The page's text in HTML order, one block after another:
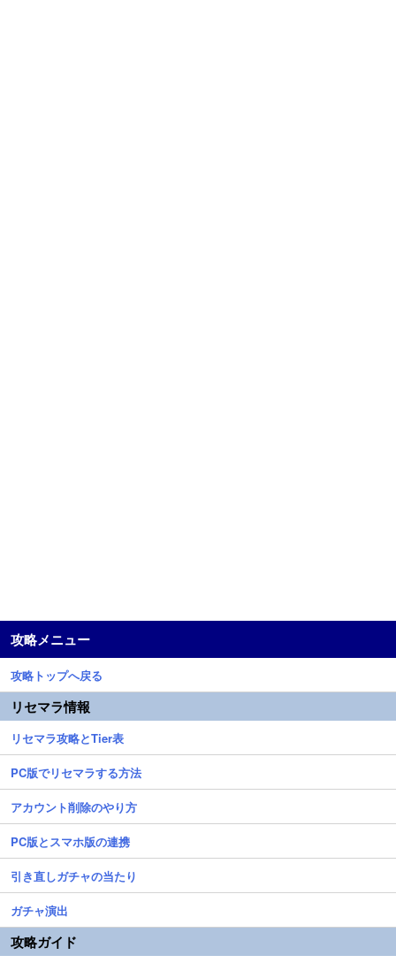
攻略メニュー
攻略トップへ戻る
リセマラ情報
リセマラ攻略とTier表
PC版でリセマラする方法
アカウント削除のやり方
PC版とスマホ版の連携
引き直しガチャの当たり
ガチャ演出
攻略ガイド